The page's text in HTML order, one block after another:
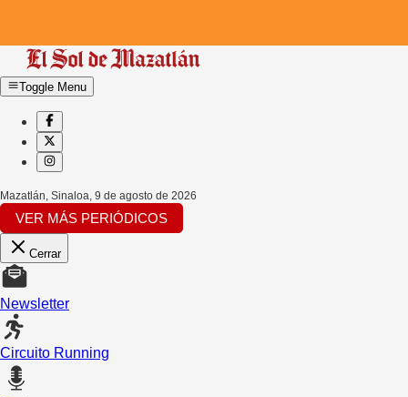
Toggle Menu
Mazatlán, Sinaloa, 9 de agosto de 2026
VER MÁS PERIÓDICOS
Cerrar
Newsletter
Circuito Running